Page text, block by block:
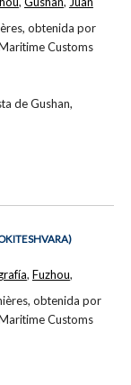
obtenida por
Customs
de Gushan,
obtenida por
Customs
, Fuzhou,